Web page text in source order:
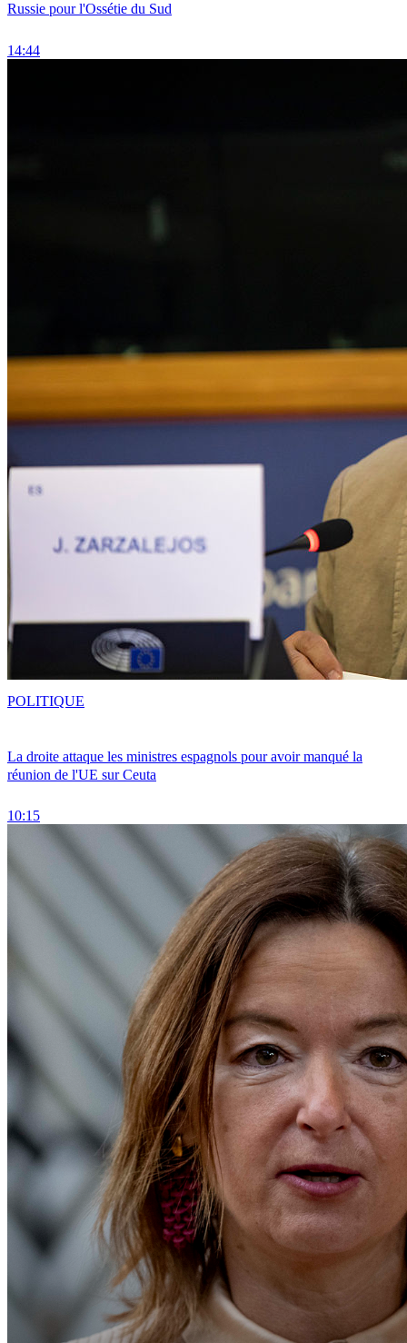
Russie pour l'Ossétie du Sud
14:44
La droite attaque les ministres espagnols pour avoir manqué la
réunion de l'UE sur Ceuta
10:15
POLITIQUE